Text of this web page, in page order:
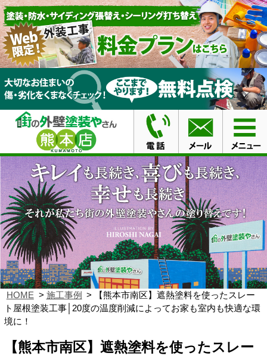
HOME 施工事例
【熊本市南区】遮熱塗料を使ったスレー
ト屋根塗装工事│20度の温度削減によってお家も室内も快適な環
境に！
【熊本市南区】遮熱塗料を使ったスレー